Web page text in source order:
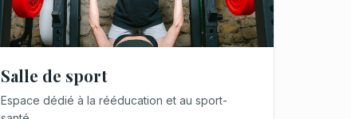
Salle de sport
Espace dédié à la rééducation et au sport-